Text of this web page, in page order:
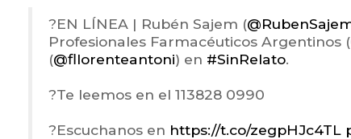
?️EN LÍNEA | Rubén Sajem (
Profesionales Farmacéuticos Argentinos
(@fllorenteantoni) en #SinRelato.
?Te leemos en el 113828 0990
?Escuchanos en https://t.co/zegpHJc4TL